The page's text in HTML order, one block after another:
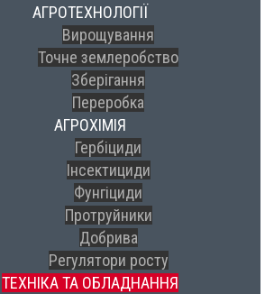
АГРОТЕХНОЛОГІЇ
Вирощування
Точне землеробство
Зберігання
Переробка
АГРОХІМІЯ
Гербіциди
Інсектициди
Фунгіциди
Протруйники
Добрива
Регулятори росту
ТЕХНІКА ТА ОБЛАДНАННЯ